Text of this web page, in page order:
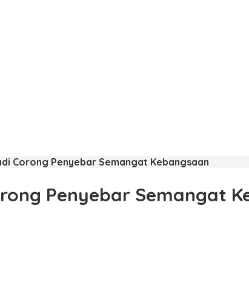
Corong Penyebar Semangat Kebangsaan
Penyebar Semangat